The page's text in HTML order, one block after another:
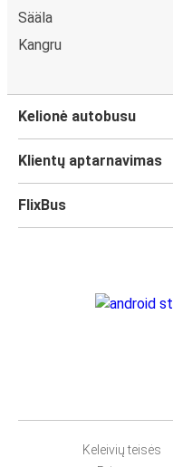
Sääla
Kangru
Kelionė autobusu
Klientų aptarnavimas
FlixBus
Keleivių teisės